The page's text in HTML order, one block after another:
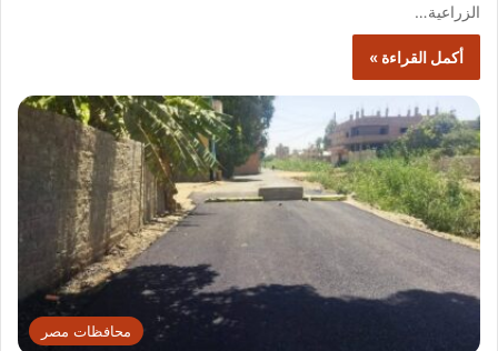
الزراعية…
أكمل القراءة »
محافظات مصر